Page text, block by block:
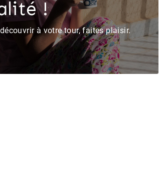
!
à votre tour, faites plaisir.